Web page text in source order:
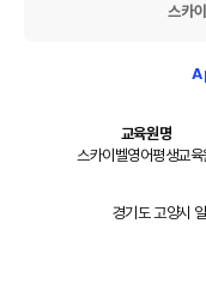
스카
교육원명
스카이벨영어평생교육
경기도 고양시